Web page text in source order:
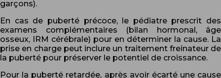
garçons).
En cas de puberté précoce, le pédiatre prescrit des
examens complémentaires (bilan hormonal, âge
osseux, IRM cérébrale) pour en déterminer la cause. La
prise en charge peut inclure un traitement freinateur de
la puberté pour préserver le potentiel de croissance.
Pour la puberté retardée, après avoir écarté une cause